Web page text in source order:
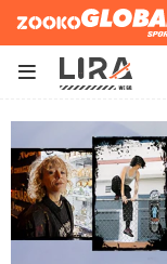
Zooko Global
